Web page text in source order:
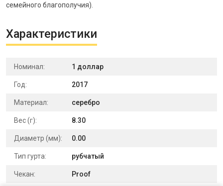
семейного благополучия).
Характеристики
Номинал: 1 доллар
Год: 2017
Материал: серебро
Вес (г): 8.30
Диаметр (мм): 0.00
Тип гурта: рубчатый
Чекан: Proof